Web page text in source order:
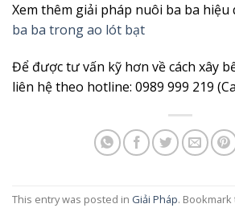
Xem thêm giải pháp nuôi ba ba hiệu
ba ba trong ao lót bạt
Để được tư vấn kỹ hơn về cách xây
liên hệ theo hotline: 0989 999 219
This entry was posted in Giải Pháp. Bookmark